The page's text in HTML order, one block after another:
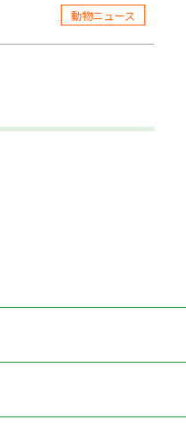
動物ニュース